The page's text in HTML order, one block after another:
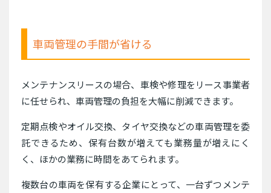
車両管理の手間が省ける
メンテナンスリースの場合、車検や修理をリース事業者
に任せられ、車両管理の負担を大幅に削減できます。
定期点検やオイル交換、タイヤ交換などの車両管理を委
託できるため、保有台数が増えても業務量が増えにく
く、ほかの業務に時間をあてられます。
複数台の車両を保有する企業にとって、一台ずつメンテ